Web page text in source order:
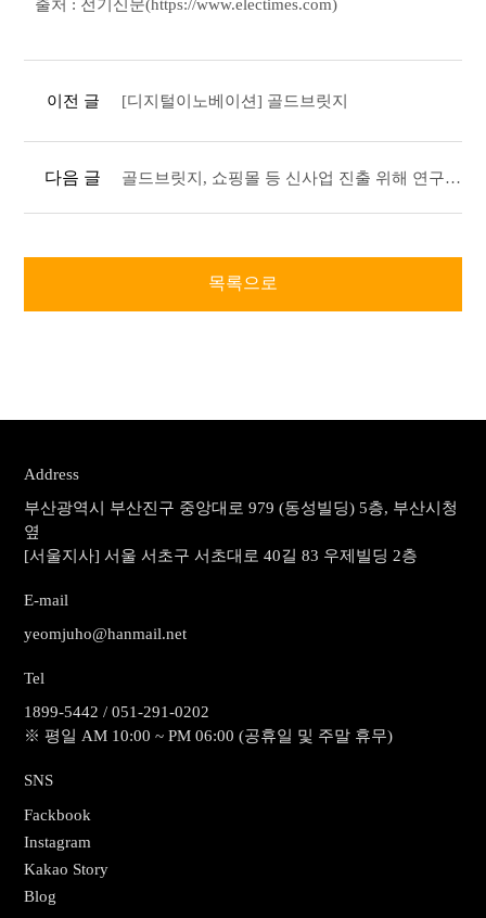
출처 : 전기신문(https://www.electimes.com)
이전 글 [디지털이노베이션] 골드브릿지
다음 글 골드브릿지, 쇼핑몰 등 신사업 진출 위해 연구개발 집중
목록으로
Address
부산광역시 부산진구 중앙대로 979 (동성빌딩) 5층, 부산시청
옆
[서울지사] 서울 서초구 서초대로 40길 83 우제빌딩 2층
E-mail
yeomjuho@hanmail.net
Tel
1899-5442 / 051-291-0202
※ 평일 AM 10:00 ~ PM 06:00 (공휴일 및 주말 휴무)
SNS
Fackbook
Instagram
Kakao Story
Blog